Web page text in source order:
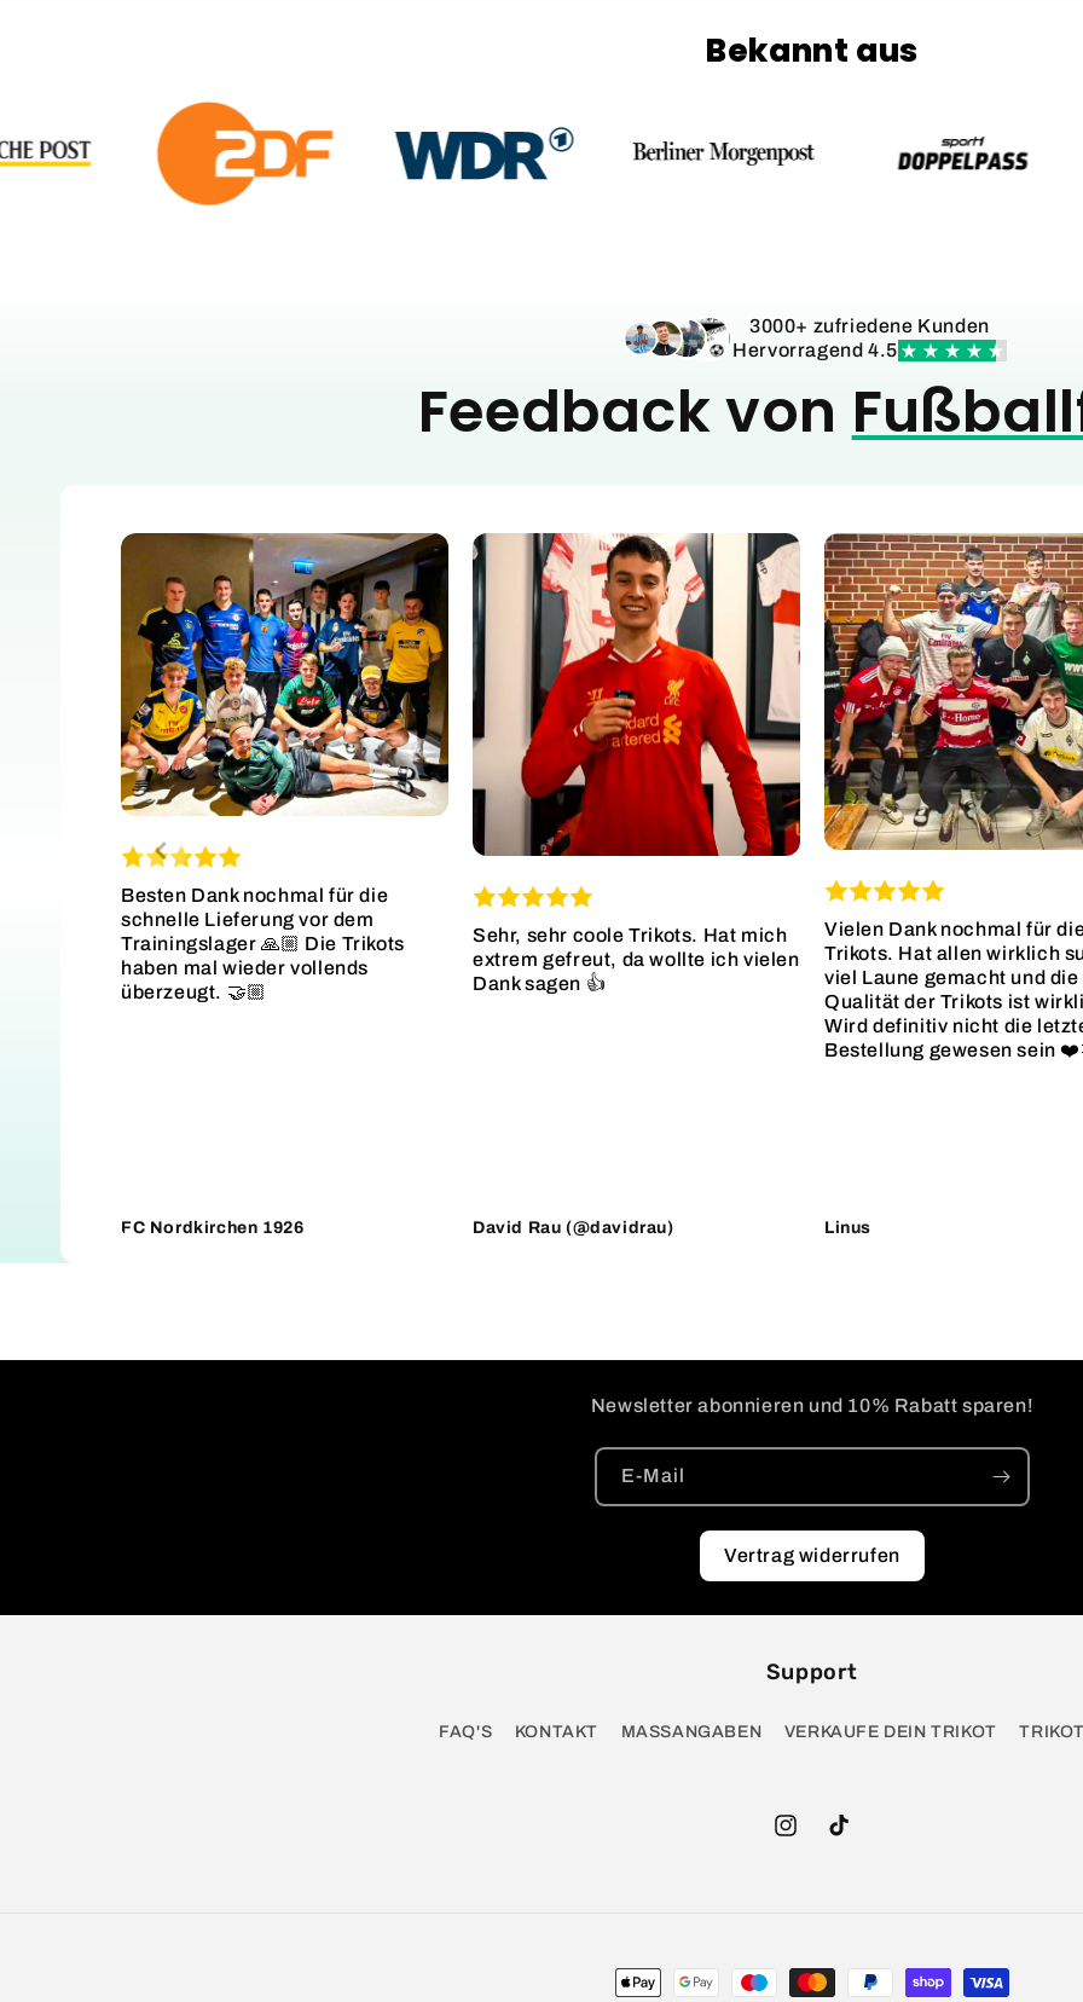
Bekannt aus
3000+ zufriedene Kunden
Hervorragend 4.5
Feedback von
Besten Dank nochmal für die
schnelle Lieferung vor dem
Trainingslager 🙏🏼 Die Trikots
haben mal wieder vollends
überzeugt. 🤝🏼
FC Nordkirchen 1926
Sehr, sehr coole Trikots. Hat mich
extrem gefreut, da wollte ich vielen
Dank sagen 👍
David Rau (@davidrau)
Vielen Dank nochmal für
Trikots. Hat allen wirklich
viel Laune gemacht und die
Qualität der Trikots ist
Wird definitiv nicht die
Bestellung gewesen sein
Linus
Newsletter abonnieren und 10% Rabatt sparen!
E-Mail
Vertrag widerrufen
Support
FAQ'S KONTAKT MASSANGABEN VERKAUFE DEIN TRIKOT
InstagramTikTok
Zahlungsmethoden